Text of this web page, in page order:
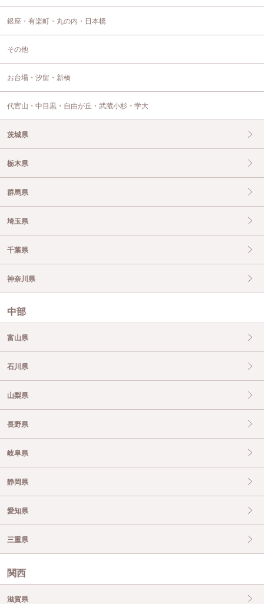
銀座・有楽町・丸の内・日本橋
その他
お台場・汐留・新橋
代官山・中目黒・自由が丘・武蔵小杉・学大
茨城県
栃木県
群馬県
埼玉県
千葉県
神奈川県
中部
富山県
石川県
山梨県
長野県
岐阜県
静岡県
愛知県
三重県
関西
滋賀県